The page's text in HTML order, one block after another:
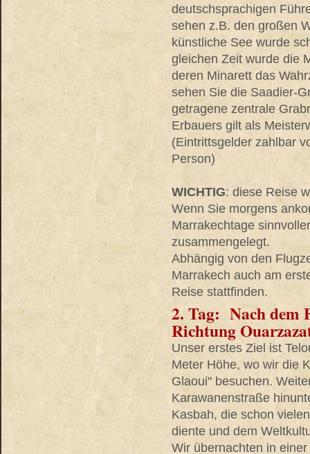
deutschsprachigen
sehen z.B. den großen
künstliche See wurde
gleichen Zeit wurde die
deren Minarett das
sehen Sie die Saadier-
getragene zentrale
Erbauers gilt als
(Eintrittsgelder zahlbar
Person)
WICHTIG: diese Reise
Wenn Sie morgens
Marrakechtage
zusammengelegt.
Abhängig von den
Marrakech auch am
Reise stattfinden.
2. Tag: Nach dem
Richtung
Unser erstes Ziel ist
Meter Höhe, wo wir die
Glaoui" besuchen.
Karawanenstraße
Kasbah, die schon
diente und dem
Wir übernachten in